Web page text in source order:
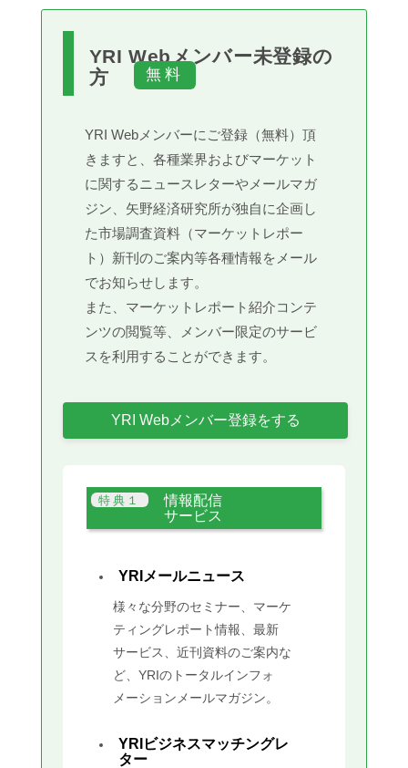
YRI Webメンバー未登録の
方
YRI Webメンバーにご登録（無料）頂
きますと、各種業界およびマーケット
に関するニュースレターやメールマガ
ジン、矢野経済研究所が独自に企画し
た市場調査資料（マーケットレポー
ト）新刊のご案内等各種情報をメール
でお知らせします。
また、マーケットレポート紹介コンテ
ンツの閲覧等、メンバー限定のサービ
スを利用することができます。
YRI Webメンバー登録をする
情報配信
サービス
YRIメールニュース
様々な分野のセミナー、マーケ
ティングレポート情報、最新
サービス、近刊資料のご案内な
ど、YRIのトータルインフォ
メーションメールマガジン。
YRIビジネスマッチングレ
ター